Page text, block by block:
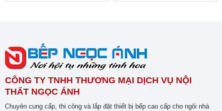
CÔNG TY TNHH THƯƠNG MẠI DỊCH VỤ NỘI
THẤT NGỌC ÁNH
Chuyên cung cấp, thi công và lắp đặt thiết bị bếp cao cấp cho ngôi nhà